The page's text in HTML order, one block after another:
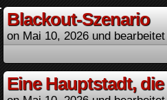
Blackout-Szenario
on Mai 10, 2026 und
Eine Hauptstadt,